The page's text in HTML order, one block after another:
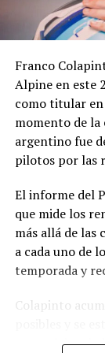
complejidad y
necesario un
modificación
empresa que
La novedad se
continúa
jurídica. El
busca
licitación
La causa, que
que pusieron
firma
Franco
Alpine en este
como titular en
momento de la
argentino fue
pilotos por las
El informe del
que mide los
más allá de las
a cada uno de
temporada y
Colapinto
general,